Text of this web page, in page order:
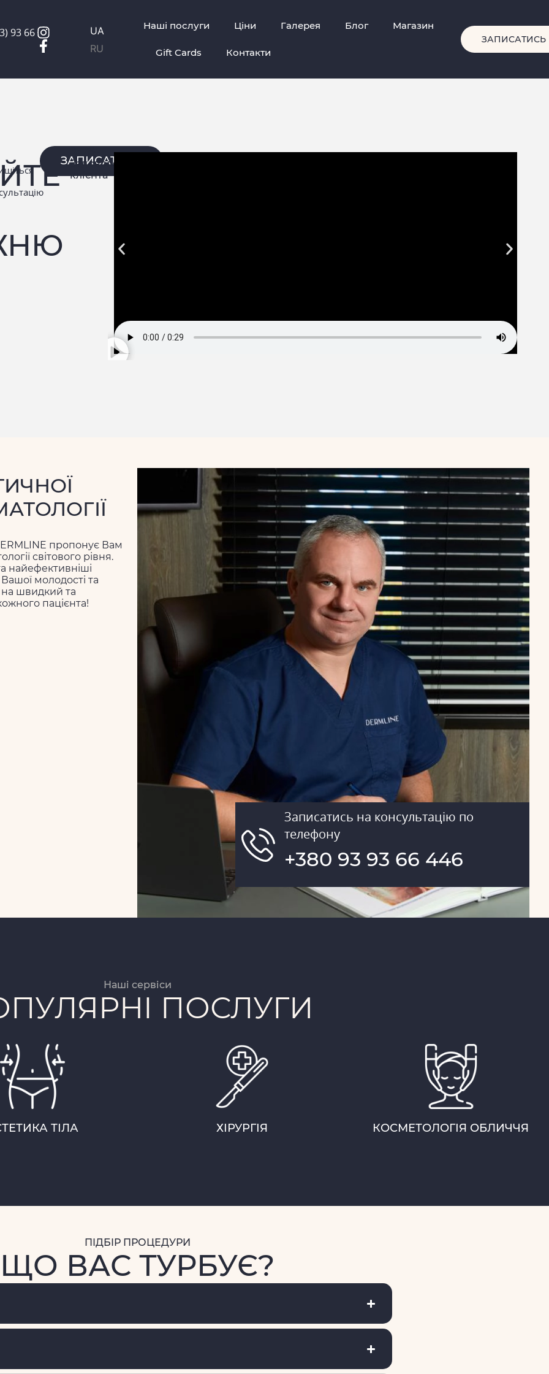
93 66
UA
RU
Наші послуги Ціни Галерея Блог Магазин
Gift Cards Контакти
ЗАПИСАТИСЬ
ЗАПИСАТИСЬ
Задоволених
клієнта
пропонує Вам
світового рівня.
найефективніші
молодості та
на швидкий та
пацієнта!
+380 93 93 66 446
Записатись на консультацію по
телефону
Наші сервіси
ПОСЛУГИ
ТІЛА ХІРУРГІЯ КОСМЕТОЛОГІЯ ОБЛИЧЧЯ
ПІДБІР ПРОЦЕДУРИ
ЩО ВАС ТУРБУЄ?